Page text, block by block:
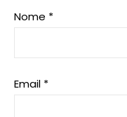
Nome *
Email *